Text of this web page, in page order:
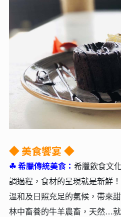
◆ 美食饗宴 ◆
☘︎希臘傳統美食： 希臘飲食文
調過程，食材的呈現就是新鮮
溫和及日照充足的氣候，帶來
林中畜養的牛羊農畜，天然…